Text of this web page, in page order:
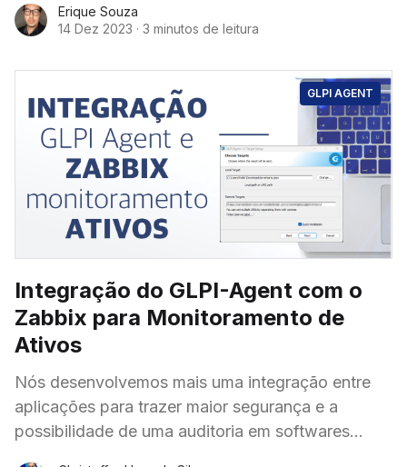
Erique Souza
14 Dez 2023 · 3 minutos de leitura
GLPI AGENT
Integração do GLPI-Agent com o
Zabbix para Monitoramento de
Ativos
Nós desenvolvemos mais uma integração entre
aplicações para trazer maior segurança e a
possibilidade de uma auditoria em softwares